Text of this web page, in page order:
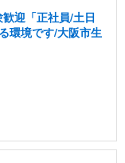
迎「正社員/土日
環境です/大阪市生